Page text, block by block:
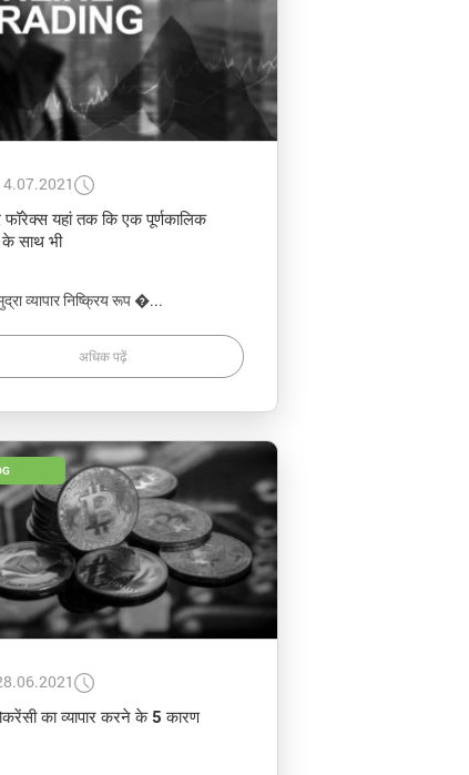
फॉरेक्स यहां तक कि एक पूर्णकालिक
के साथ भी
व्यापार निष्क्रिय रूप �...
अधिक पढ़ें
का व्यापार करने के 5 कारण